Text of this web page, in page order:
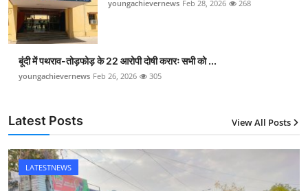
youngachievernews Feb 28, 2026 268
बूंदी में पथराव-तोड़फोड़ के 22 आरोपी दोषी करारः सभी को ...
youngachievernews Feb 26, 2026 305
Latest Posts View All Posts
LATESTNEWS